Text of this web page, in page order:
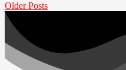
Older Posts